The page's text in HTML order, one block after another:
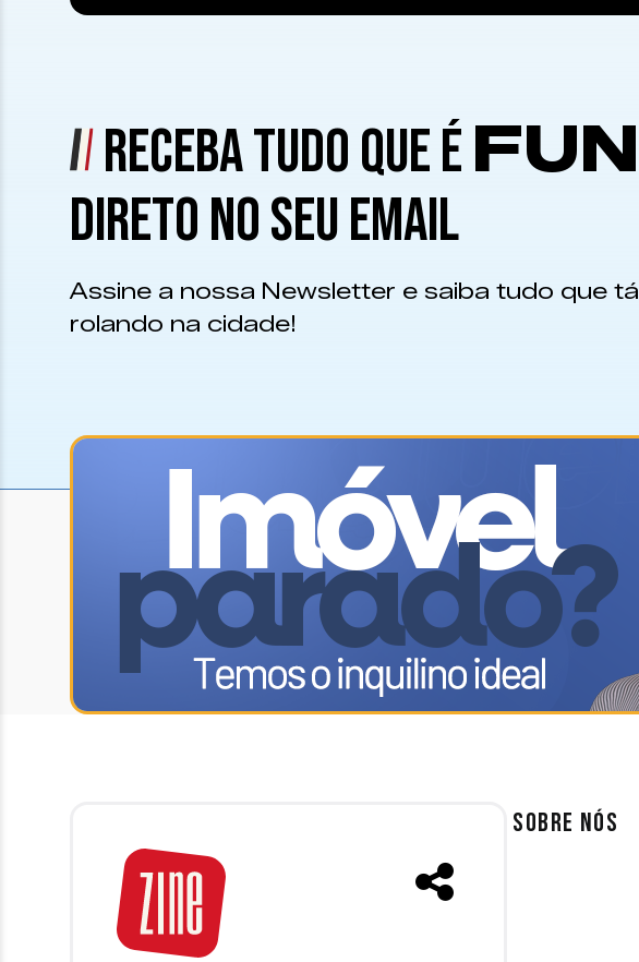
RECEBA TUDO QUE ÉFUN
DIRETO NO SEU EMAIL
Assine a nossa Newsletter e saiba tudo que tá
rolando na cidade!
SOBRE NÓS